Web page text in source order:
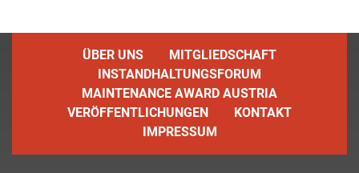
ÜBER UNS
MITGLIEDSCHAFT
INSTANDHALTUNGSFORUM
MAINTENANCE AWARD AUSTRIA
VERÖFFENTLICHUNGEN
KONTAKT
IMPRESSUM